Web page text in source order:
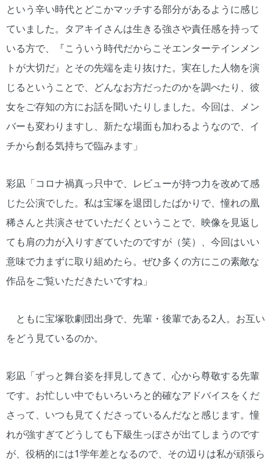
という辛い時代とどこかマッチする部分があるように感じ
ていました。タアキイさんは生きる強さや責任感を持って
いる方で、『こういう時代だからこそエンターテインメン
トが大切だ』とその先端を走り抜けた。実在した人物を演
じるということで、どんなお方だったのかを調べたり、彼
女をご存知の方にお話を聞いたりしました。今回は、メン
バーも変わりますし、新たな場面も加わるようなので、イ
チから創る気持ちで臨みます」
彩凪「コロナ禍真っ只中で、レビューが持つ力を改めて感
じた公演でした。私は宝塚を退団したばかりで、憧れの凰
稀さんと共演させていただくということで、映像を見返し
ても肩の力が入りすぎていたのですが（笑）、今回はいい
意味で力まずに取り組めたら。ぜひ多くの方にこの素敵な
作品をご覧いただきたいですね」
ともに宝塚歌劇団出身で、先輩・後輩である2人。お互い
をどう見ているのか。
彩凪「ずっと舞台姿を拝見してきて、心から尊敬する先輩
です。お忙しい中でもいろいろと的確なアドバイスをくだ
さって、いつも見てくださっているんだなと感じます。憧
れが強すぎてどうしても下級生っぽさが出てしまうのです
が、役柄的には1学年差となるので、その辺りは私が頑張ら